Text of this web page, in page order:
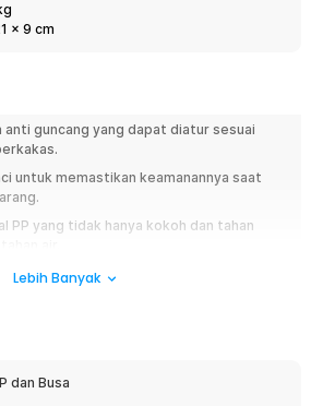
x 9 cm
guncang yang dapat diatur sesuai
untuk memastikan keamanannya saat
PP yang tidak hanya kokoh dan tahan
pilihan ukuran untuk memenuhi kebutuhan
dengan kotak perkakas multifungsi ini.
Lebih Banyak
dan Busa